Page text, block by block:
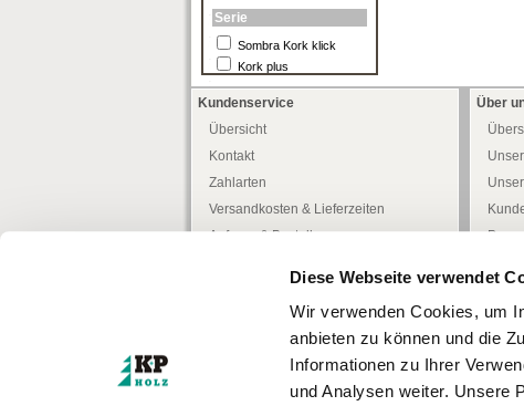
Diese Webseite verwendet
Wir verwenden Cookies, um
anbieten zu können und die
Informationen zu Ihrer
und Analysen weiter. Unsere
Serie
Sombra Kork klick
Kork plus
Kundenservice
Übersicht
Kontakt
Zahlarten
Versandkosten & Lieferzeiten
Anfrage & Bestellung
Freiwilliges Rückgaberecht
Zertifizierungen
Türenkonfigurator
Über
AGB